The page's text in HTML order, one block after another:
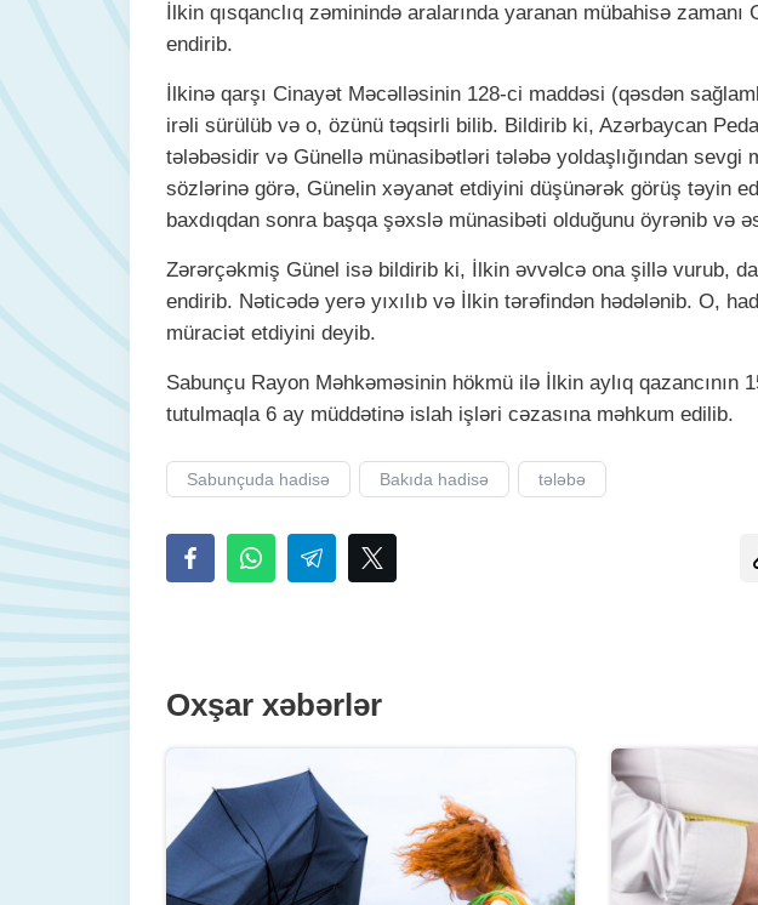
İlkin qısqanclıq zəminində aralarında yaranan mübahisə
endirib.
İlkinə qarşı Cinayət Məcəlləsinin 128-ci maddəsi (qəsdən
irəli sürülüb və o, özünü təqsirli bilib. Bildirib ki, Azərbaycan
tələbəsidir və Günellə münasibətləri tələbə yoldaşlığından sevgi
sözlərinə görə, Günelin xəyanət etdiyini düşünərək görüş təyin
baxdıqdan sonra başqa şəxslə münasibəti olduğunu öyrənib və
Zərərçəkmiş Günel isə bildirib ki, İlkin əvvəlcə ona şillə vurub,
endirib. Nəticədə yerə yıxılıb və İlkin tərəfindən hədələnib. O,
müraciət etdiyini deyib.
Sabunçu Rayon Məhkəməsinin hökmü ilə İlkin aylıq qazancının
tutulmaqla 6 ay müddətinə islah işləri cəzasına məhkum edilib.
Sabunçuda hadisə Bakıda hadisə tələbə
Oxşar xəbərlər